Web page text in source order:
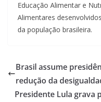
Educação Alimentar e
Alimentares
da população brasileira.
Brasil assume
redução da
Presidente Lula grava